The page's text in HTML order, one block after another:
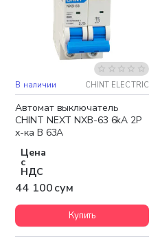
В наличии CHINT ELECTRIC
Автомат выключатель
CHINT NEXT NXB-63 6kA 2P
х-ка B 63A
Цена
с
НДС
44 100 сум
Купить